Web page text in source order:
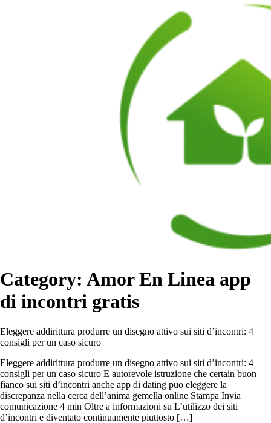
Category: Amor En Linea app
di incontri gratis
Eleggere addirittura produrre un disegno attivo sui siti d’incontri: 4
consigli per un caso sicuro
Eleggere addirittura produrre un disegno attivo sui siti d’incontri: 4
consigli per un caso sicuro E autorevole istruzione che certain buon
fianco sui siti d’incontri anche app di dating puo eleggere la
discrepanza nella cerca dell’anima gemella online Stampa Invia
comunicazione 4 min Oltre a informazioni su L’utilizzo dei siti
d’incontri e diventato continuamente piuttosto […]